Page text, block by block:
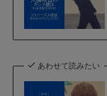
あわせて読みたい